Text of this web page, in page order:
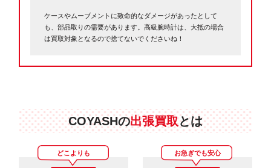
ケースやムーブメントに致命的なダメージがあったとして
も、部品取りの需要があります。高級腕時計は、大抵の場合
は買取対象となるので捨てないでくださいね！
COYASHの出張買取とは
どこよりも お急ぎでも安心